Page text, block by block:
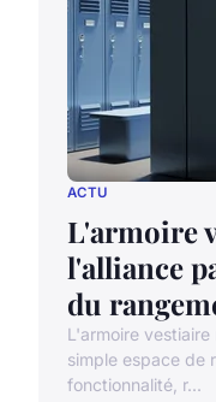
ACTU
L'armoire
l'alliance
du
L'armoire
simple espace de
fonctionnalité, r...